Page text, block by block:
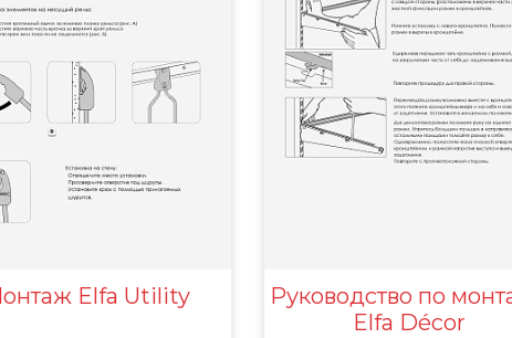
Elfa Utility
Руководство по
Elfa Décor